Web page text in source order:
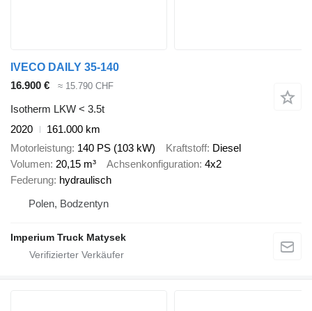
IVECO DAILY 35-140
16.900 €
≈ 15.790 CHF
Isotherm LKW < 3.5t
2020
161.000 km
Motorleistung 140 PS (103 kW) Kraftstoff Diesel
Volumen 20,15 m³ Achsenkonfiguration 4x2
Federung hydraulisch
Polen, Bodzentyn
Imperium Truck Matysek